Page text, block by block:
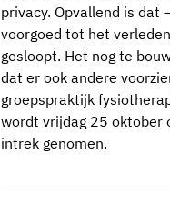
privacy. Opvallend is dat
voorgoed tot het
gesloopt. Het nog te
dat er ook andere
groepspraktijk
wordt vrijdag 25 oktober
intrek genomen.